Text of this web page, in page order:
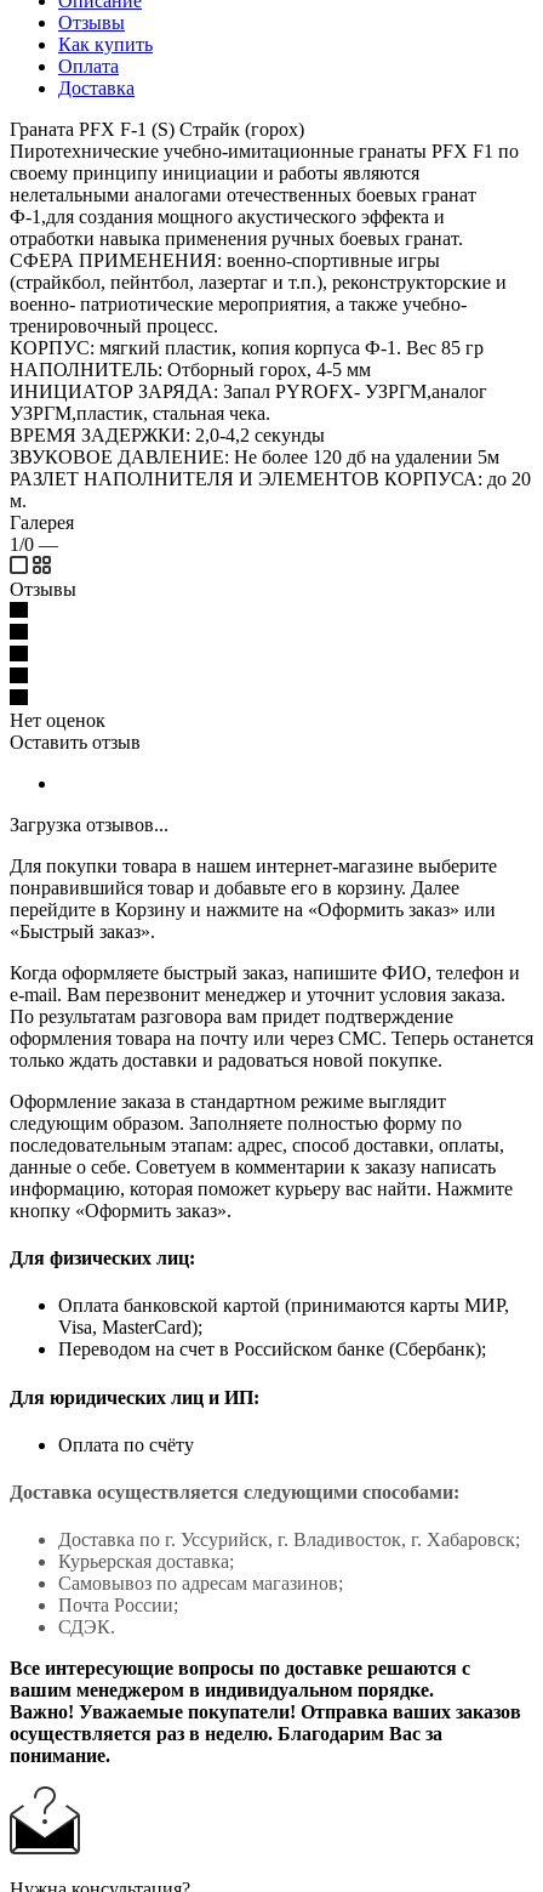
Отзывы
Как купить
Оплата
Доставка
Граната PFX F-1 (S) Страйк (горох)
Пиротехнические учебно-имитационные гранаты PFX F1 по
своему принципу инициации и работы являются
нелетальными аналогами отечественных боевых гранат
Ф-1,для создания мощного акустического эффекта и
отработки навыка применения ручных боевых гранат.
СФЕРА ПРИМЕНЕНИЯ: военно-спортивные игры
(страйкбол, пейнтбол, лазертаг и т.п.), реконструкторские и
военно- патриотические мероприятия, а также учебно-
тренировочный процесс.
КОРПУС: мягкий пластик, копия корпуса Ф-1. Вес 85 гр
НАПОЛНИТЕЛЬ: Отборный горох, 4-5 мм
ИНИЦИАТОР ЗАРЯДА: Запал PYROFX- УЗРГМ,аналог
УЗРГМ,пластик, стальная чека.
ВРЕМЯ ЗАДЕРЖКИ: 2,0-4,2 секунды
ЗВУКОВОЕ ДАВЛЕНИЕ: Не более 120 дб на удалении 5м
РАЗЛЕТ НАПОЛНИТЕЛЯ И ЭЛЕМЕНТОВ КОРПУСА: до 20
м.
Галерея
1/0 —
Отзывы
Нет оценок
Оставить отзыв
Загрузка отзывов...
Для покупки товара в нашем интернет-магазине выберите
понравившийся товар и добавьте его в корзину. Далее
перейдите в Корзину и нажмите на «Оформить заказ» или
«Быстрый заказ».
Когда оформляете быстрый заказ, напишите ФИО, телефон и
e-mail. Вам перезвонит менеджер и уточнит условия заказа.
По результатам разговора вам придет подтверждение
оформления товара на почту или через СМС. Теперь останется
только ждать доставки и радоваться новой покупке.
Оформление заказа в стандартном режиме выглядит
следующим образом. Заполняете полностью форму по
последовательным этапам: адрес, способ доставки, оплаты,
данные о себе. Советуем в комментарии к заказу написать
информацию, которая поможет курьеру вас найти. Нажмите
кнопку «Оформить заказ».
Для физических лиц:
Оплата банковской картой (принимаются карты МИР,
Visa, MasterCard);
Переводом на счет в Российском банке (Сбербанк);
Для юридических лиц и ИП:
Оплата по счёту
Доставка осуществляется следующими способами:
Доставка по г. Уссурийск, г. Владивосток, г. Хабаровск;
Курьерская доставка;
Самовывоз по адресам магазинов;
Почта России;
СДЭК.
Все интересующие вопросы по доставке решаются с
вашим менеджером в индивидуальном порядке.
Важно! Уважаемые покупатели! Отправка ваших заказов
осуществляется раз в неделю. Благодарим Вас за
понимание.